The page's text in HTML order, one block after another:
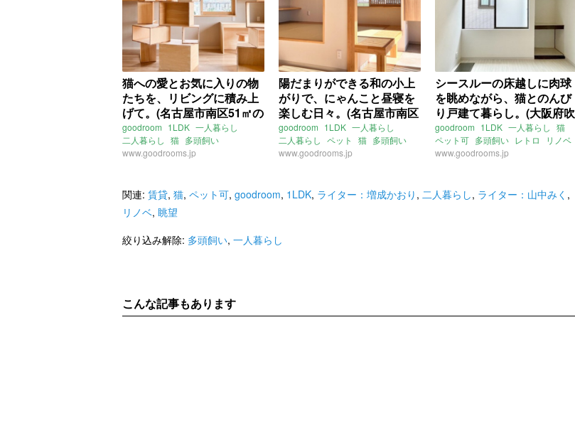
猫への愛とお気に入りの物
たちを、リビングに積み上
げて。(名古屋市南区51㎡の
賃貸物件)
goodroom 1LDK 一人暮らし
二人暮らし 猫 多頭飼い
キャットウォーク
二面採光 角部屋 愛知
名古屋
中割
名鉄常滑線
大江駅
東海道本線 笠寺駅
ライター：増成かおり 賃貸
www.goodrooms.jp
陽だまりができる和の小上
がりで、にゃんこと昼寝を
楽しむ日々。(名古屋市南区
51㎡の賃貸物件)
goodroom 1LDK 一人暮らし
二人暮らし ペット 猫 多頭飼い
和室 小上がり 畳
名鉄常滑線
大江駅
東海道本線
笠寺駅
名鉄名古屋本線
本笠寺駅
www.goodrooms.jp
シースルーの床越しに肉球
を眺めながら、猫とのんび
り戸建て暮らし。(大阪府吹
田市50㎡の賃貸物件)
goodroom 1LDK 一人暮らし 猫
ペット可 多頭飼い レトロ
リノベ
一軒家 大阪 吹田
ライター：増成かおり
賃貸
www.goodrooms.jp
関連: 賃貸, 猫, ペット可, goodroom, 1LDK, ライター：増成かおり , 二人暮らし, ライター：山中みく ,
リノベ, 眺望
絞り込み解除: 多頭飼い, 一人暮らし
こんな記事もあります